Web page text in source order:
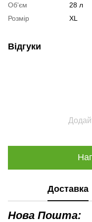
Об'єм
28 л
Розмір
XL
Відгуки
Доставка
Нова Пошта: